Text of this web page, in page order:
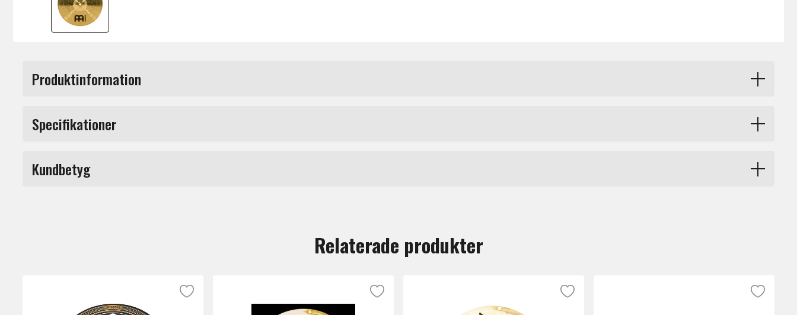
Produktinformation
stabilt och kraftfullt ljud. HCS-serien passar utmärkt för trumslagare som är i början av sin karriär.
Hightlights
Material: MS63
Specifikationer
Kundbetyg
Relaterade produkter